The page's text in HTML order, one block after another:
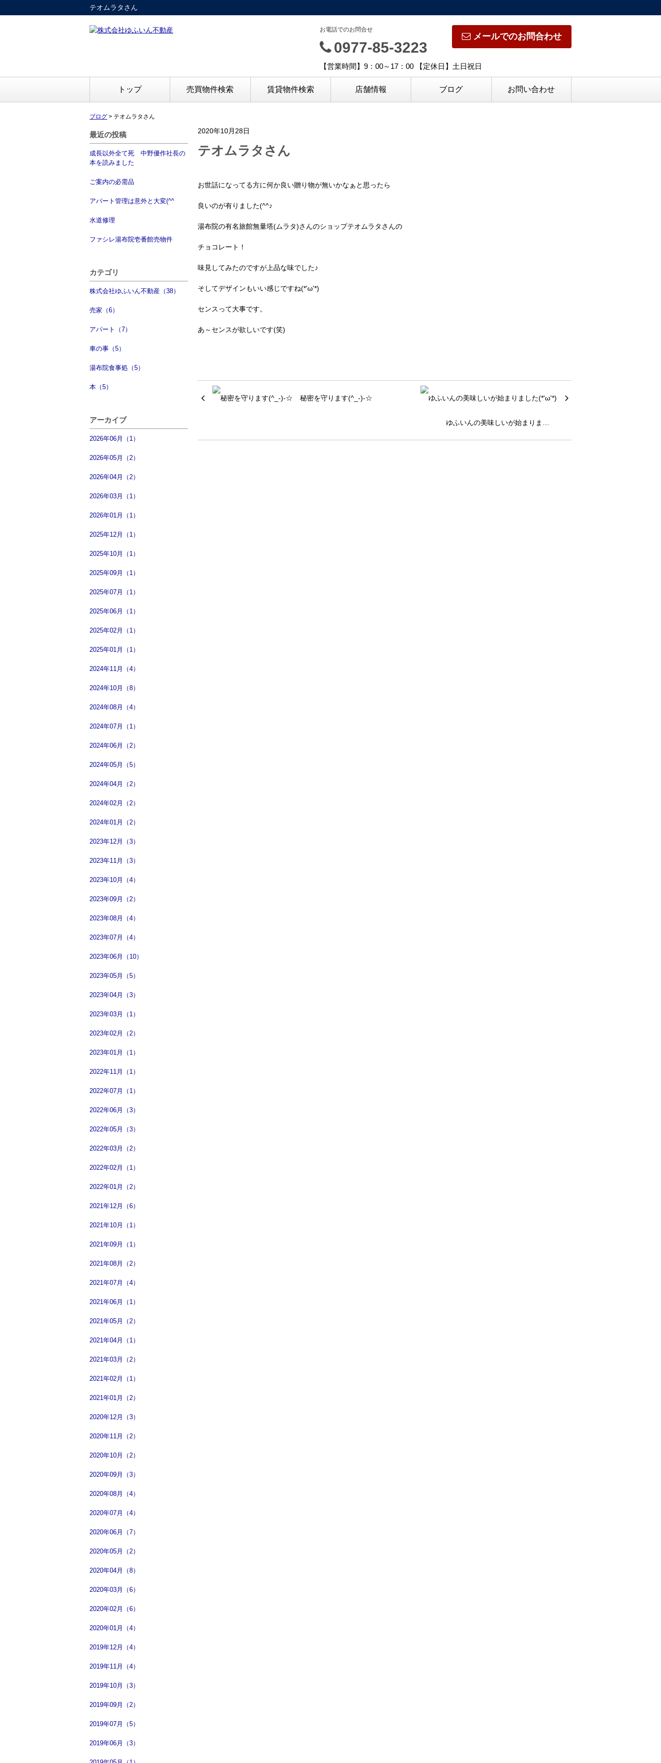
テオムラタさん
メールでのお問合わせ
お電話でのお問合せ
0977-85-3223
【営業時間】9：00～17：00 【定休日】土日祝日
トップ 売買物件検索 賃貸物件検索 店舗情報 ブログ お問い合わせ
ブログ > テオムラタさん
最近の投稿
成長以外全て死 中野優作社長の
本を読みました
ご案内の必需品
アパート管理は意外と大変(^^ゞ
水道修理
ファシレ湯布院壱番館売物件
カテゴリ
株式会社ゆふいん不動産（38）
売家（6）
アパート（7）
車の事（5）
湯布院食事処（5）
本（5）
アーカイブ
2026年06月（1）
2026年05月（2）
2026年04月（2）
2026年03月（1）
2026年01月（1）
2025年12月（1）
2025年10月（1）
2025年09月（1）
2025年07月（1）
2025年06月（1）
2025年02月（1）
2025年01月（1）
2024年11月（4）
2024年10月（8）
2024年08月（4）
2024年07月（1）
2024年06月（2）
2024年05月（5）
2024年04月（2）
2024年02月（2）
2024年01月（2）
2023年12月（3）
2023年11月（3）
2023年10月（4）
2023年09月（2）
2023年08月（4）
2023年07月（4）
2023年06月（10）
2023年05月（5）
2023年04月（3）
2023年03月（1）
2023年02月（2）
2023年01月（1）
2022年11月（1）
2022年07月（1）
2022年06月（3）
2022年05月（3）
2022年03月（2）
2022年02月（1）
2022年01月（2）
2021年12月（6）
2021年10月（1）
2021年09月（1）
2021年08月（2）
2021年07月（4）
2021年06月（1）
2021年05月（2）
2021年04月（1）
2021年03月（2）
2021年02月（1）
2021年01月（2）
2020年12月（3）
2020年11月（2）
2020年10月（2）
2020年09月（3）
2020年08月（4）
2020年07月（4）
2020年06月（7）
2020年05月（2）
2020年04月（8）
2020年03月（6）
2020年02月（6）
2020年01月（4）
2019年12月（4）
2019年11月（4）
2019年10月（3）
2019年09月（2）
2019年07月（5）
2019年06月（3）
2020年10月28日
テオムラタさん
お世話になってる方に何か良い贈り物が無いかなぁと思ったら
良いのが有りました(^^♪
湯布院の有名旅館無量塔(ムラタ)さんのショップテオムラタさんの
チョコレート！
味見してみたのですが上品な味でした♪
そしてデザインもいい感じですね(*'ω'*)
センスって大事です。
あ～センスが欲しいです(笑)
秘密を守ります(^_-)-☆
ゆふいんの美味しいが始まりま…